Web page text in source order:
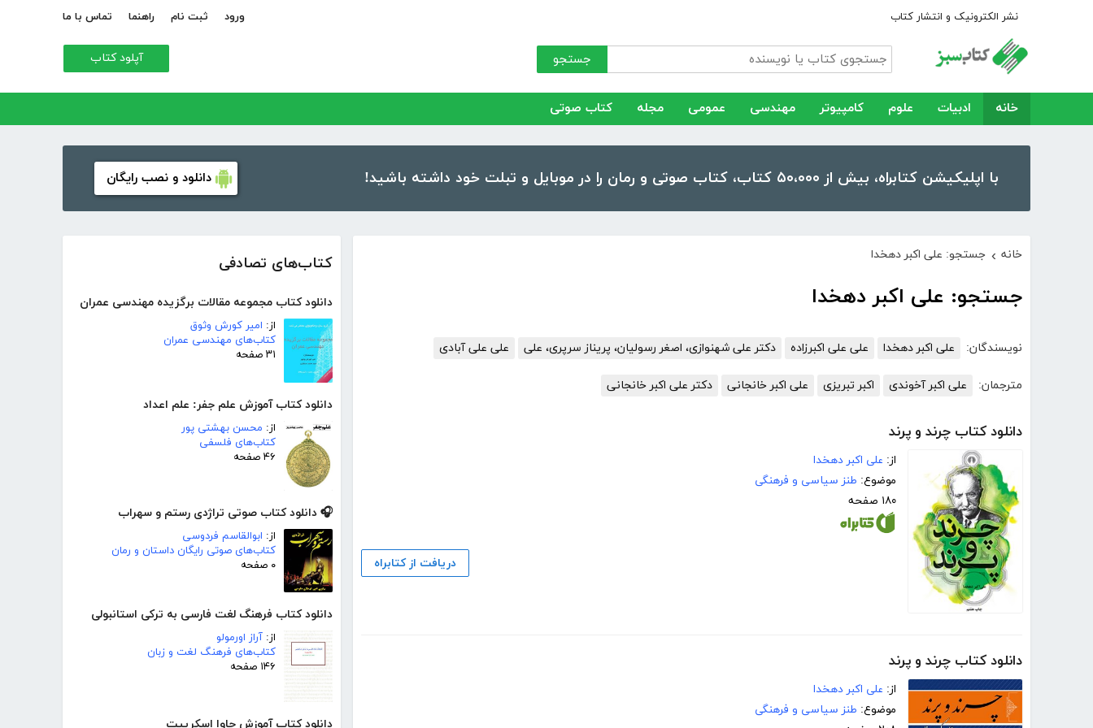
نشر الکترونیک و انتشار کتاب ورود ثبت نام راهنما تماس با ما
جستجو آپلود کتاب
خانه ادبیات علوم کامپیوتر مهندسی عمومی مجله کتاب صوتی
با اپلیکیشن کتابراه، بیش از ۵۰،۰۰۰ کتاب، کتاب صوتی و رمان را در موبایل و تبلت خود داشته باشید! دانلود و نصب رایگان
کتاب‌های تصادفی
دانلود کتاب مجموعه مقالات برگزیده مهندسی عمران
از: امیر کورش وثوق
کتاب‌های مهندسی عمران
۳۱ صفحه
دانلود کتاب آموزش علم جفر: علم اعداد
از: محسن بهشتی پور
کتاب‌های فلسفی
۴۶ صفحه
🎧 دانلود کتاب صوتی تراژدی رستم و سهراب
از: ابوالقاسم فردوسی
کتاب‌های صوتی رایگان داستان و رمان
۰ صفحه
دانلود کتاب فرهنگ لغت فارسی به ترکی استانبولی
از: آراز اورمولو
کتاب‌های فرهنگ لغت و زبان
۱۴۶ صفحه
دانلود کتاب آموزش جاوا اسکریپت
خانه › جستجو: علی اکبر دهخدا
جستجو: علی اکبر دهخدا
نویسندگان: علی اکبر دهخدا علی علی اکبرزاده دکتر علی شهنوازی، اصغر رسولیان، پریناز سرپری، علی علی علی آبادی
مترجمان: علی اکبر آخوندی اکبر تبریزی علی اکبر خانجانی دکتر علی اکبر خانجانی
دانلود کتاب چرند و پرند
از: علی اکبر دهخدا
موضوع: طنز سیاسی و فرهنگی
۱۸۰ صفحه
دریافت از کتابراه
دانلود کتاب چرند و پرند
از: علی اکبر دهخدا
موضوع: طنز سیاسی و فرهنگی